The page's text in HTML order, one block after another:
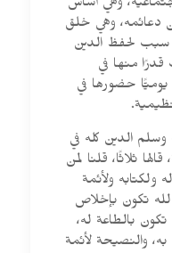
وهي أساس
دعائمه، وهي خلق
سبب لحفظ الدين
منها في
يوميًّا حضورها في
الدين كله في
ثلاثًا، قلنا لمن
ولكتابه ولأئمة
لله تكون بإخلاص
بالطاعة له،
والنصيحة لأئمة